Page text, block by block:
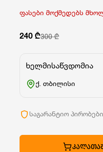
ფასები მოქმედებს
240 ₾300 ₾
ხელმისაწვდომია
ქ. თბილისი
საგარანტიო პირობები